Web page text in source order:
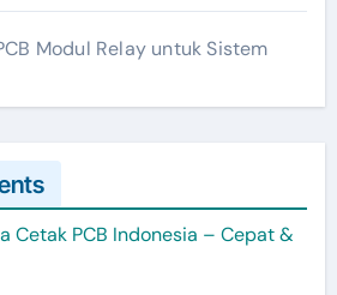
Modul Relay untuk Sistem
Cetak PCB Indonesia – Cepat &